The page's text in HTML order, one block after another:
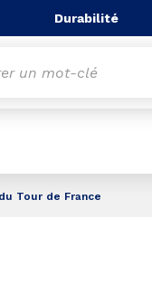
Durabilité
Tour de France